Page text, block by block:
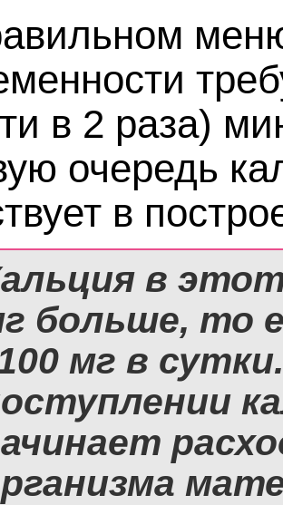
в 2 раза)
очередь
в
в
больше, то
мг в